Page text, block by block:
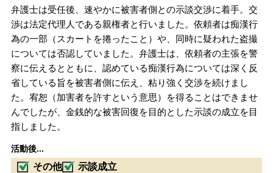
弁護士は受任後、速やかに被害者側との示談交渉に着手。交
渉は法定代理人である親権者と行いました。依頼者は痴漢行
為の一部（スカートを捲ったこと）や、同時に疑われた盗撮
については否認していました。弁護士は、依頼者の主張を警
察に伝えるとともに、認めている痴漢行為については深く反
省している旨を被害者側に伝え、粘り強く交渉を続けまし
た。宥恕（加害者を許すという意思）を得ることはできませ
んでしたが、金銭的な被害回復を目的とした示談の成立を目
指しました。
活動後...
その他 示談成立